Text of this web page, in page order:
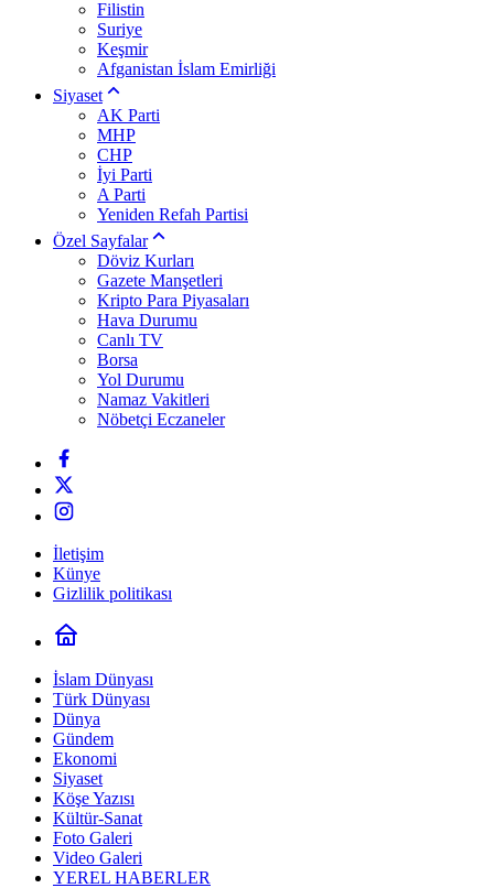
Filistin
Suriye
Keşmir
Afganistan İslam Emirliği
Siyaset
AK Parti
MHP
CHP
İyi Parti
A Parti
Yeniden Refah Partisi
Özel Sayfalar
Döviz Kurları
Gazete Manşetleri
Kripto Para Piyasaları
Hava Durumu
Canlı TV
Borsa
Yol Durumu
Namaz Vakitleri
Nöbetçi Eczaneler
İletişim
Künye
Gizlilik politikası
İslam Dünyası
Türk Dünyası
Dünya
Gündem
Ekonomi
Siyaset
Köşe Yazısı
Kültür-Sanat
Foto Galeri
Video Galeri
YEREL HABERLER